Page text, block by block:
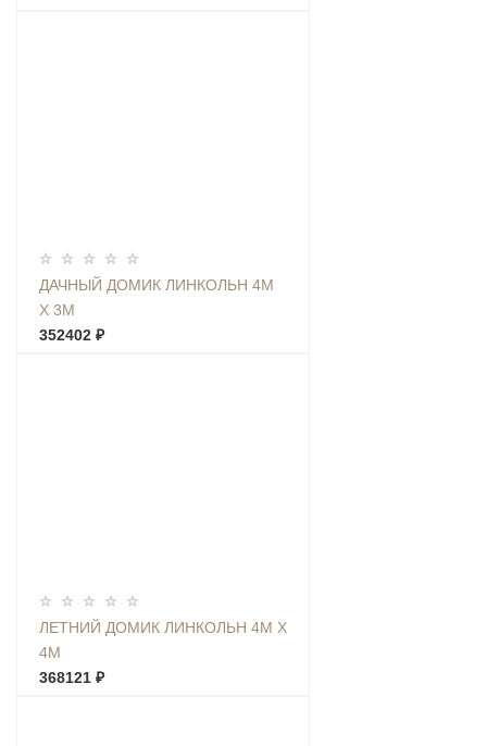
ДАЧНЫЙ ДОМИК ЛИНКОЛЬН 4М
Х 3М
352402 ₽
ЛЕТНИЙ ДОМИК ЛИНКОЛЬН 4М Х
4М
368121 ₽